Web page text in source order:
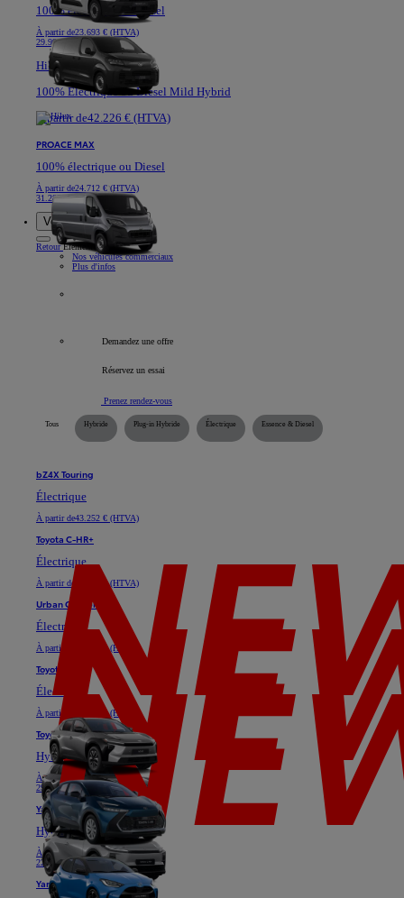
100% électrique ou Diesel
À partir de23.693 € (HTVA)
29.991 €
Hilux
100% Electrique ou Diesel Mild Hybrid
À partir de42.226 € (HTVA)
PROACE MAX
100% électrique ou Diesel
À partir de24.712 € (HTVA)
31.282 €
Voitures de société
RetourÉlément
Nos véhicules commerciaux
Plus d'infos
Demandez une offre
Réservez un essai
Prenez rendez-vous
Tous Hybride Plug-in Hybride Électrique Essence & Diesel
bZ4X Touring
Électrique
À partir de43.252 € (HTVA)
Toyota C-HR+
Électrique
À partir de 35.128 € (HTVA)
Urban Cruiser
Électrique
À partir de 29.747 € (HTVA)
Toyota bZ4X
Électrique
À partir de 37.025 € (HTVA)
Toyota C-HR
Hybride ou Plug-in Hybride
À partir de
24.611 € (HTVA)
29.739 €
Yaris
Hybride
À partir de
18.871 € (HTVA)
22.811 €
Yaris Cross